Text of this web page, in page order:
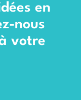
en
nous
votre